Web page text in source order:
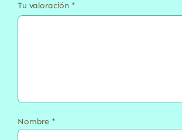
Tu valoración *
Nombre *